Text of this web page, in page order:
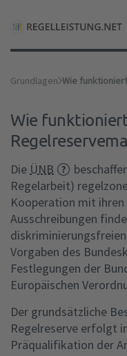
Grundlagen Wie
Wie
Die ÜNB
Regelarbeit)
Kooperation mit ihren
Ausschreibungen
Vorgaben des
Festlegungen der
Europäischen
Der grundsätzliche
Regelreserve erfolgt
Präqualifikation der